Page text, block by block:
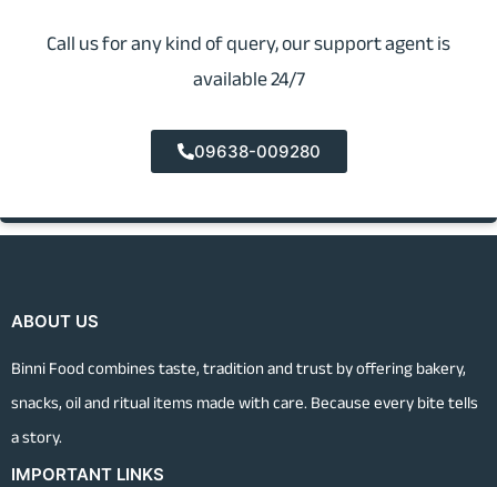
Call us for any kind of query, our support agent is
available 24/7
09638-009280
ABOUT US
Binni Food combines taste, tradition and trust by offering bakery,
snacks, oil and ritual items made with care. Because every bite tells
a story.
IMPORTANT LINKS